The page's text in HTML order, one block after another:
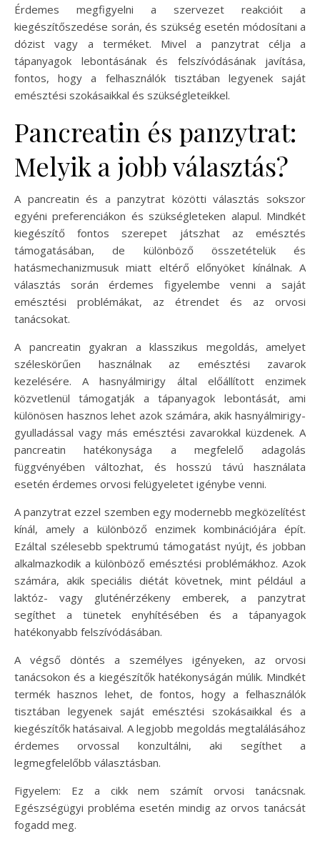
Érdemes megfigyelni a szervezet reakcióit a
kiegészítőszedése során, és szükség esetén módosítani a
dózist vagy a terméket. Mivel a panzytrat célja a
tápanyagok lebontásának és felszívódásának javítása,
fontos, hogy a felhasználók tisztában legyenek saját
emésztési szokásaikkal és szükségleteikkel.
Pancreatin és panzytrat:
Melyik a jobb választás?
A pancreatin és a panzytrat közötti választás sokszor
egyéni preferenciákon és szükségleteken alapul. Mindkét
kiegészítő fontos szerepet játszhat az emésztés
támogatásában, de különböző összetételük és
hatásmechanizmusuk miatt eltérő előnyöket kínálnak. A
választás során érdemes figyelembe venni a saját
emésztési problémákat, az étrendet és az orvosi
tanácsokat.
A pancreatin gyakran a klasszikus megoldás, amelyet
széleskörűen használnak az emésztési zavarok
kezelésére. A hasnyálmirigy által előállított enzimek
közvetlenül támogatják a tápanyagok lebontását, ami
különösen hasznos lehet azok számára, akik hasnyálmirigy-
gyulladással vagy más emésztési zavarokkal küzdenek. A
pancreatin hatékonysága a megfelelő adagolás
függvényében változhat, és hosszú távú használata
esetén érdemes orvosi felügyeletet igénybe venni.
A panzytrat ezzel szemben egy modernebb megközelítést
kínál, amely a különböző enzimek kombinációjára épít.
Ezáltal szélesebb spektrumú támogatást nyújt, és jobban
alkalmazkodik a különböző emésztési problémákhoz. Azok
számára, akik speciális diétát követnek, mint például a
laktóz- vagy gluténérzékeny emberek, a panzytrat
segíthet a tünetek enyhítésében és a tápanyagok
hatékonyabb felszívódásában.
A végső döntés a személyes igényeken, az orvosi
tanácsokon és a kiegészítők hatékonyságán múlik. Mindkét
termék hasznos lehet, de fontos, hogy a felhasználók
tisztában legyenek saját emésztési szokásaikkal és a
kiegészítők hatásaival. A legjobb megoldás megtalálásához
érdemes orvossal konzultálni, aki segíthet a
legmegfelelőbb választásban.
Figyelem: Ez a cikk nem számít orvosi tanácsnak.
Egészségügyi probléma esetén mindig az orvos tanácsát
fogadd meg.